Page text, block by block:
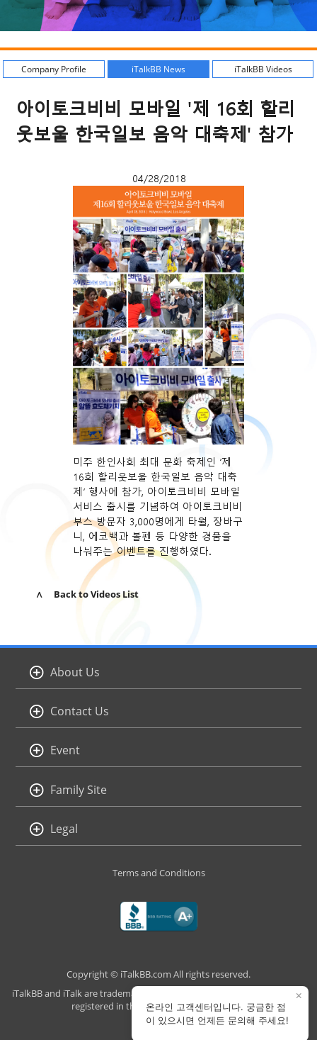
Company Profile iTalkBB News iTalkBB Videos
아이토크비비 모바일 '제 16회 할리
웃보울 한국일보 음악 대축제' 참가
04/28/2018
미주 한인사회 최대 문화 축제인 ‘제
16회 할리웃보울 한국일보 음악 대축
제’ 행사에 참가, 아이토크비비 모바일
서비스 출시를 기념하여 아이토크비비
부스 방문자 3,000명에게 타월, 장바구
니, 에코백과 볼펜 등 다양한 경품을
나눠주는 이벤트를 진행하였다.
∧ Back to Videos List
About Us
Contact Us
Event
Family Site
Legal
Terms and Conditions
Copyright © iTalkBB.com All rights reserved.
iTalkBB and iTalk are trademarks of iTalk Global Communications, Inc.,
registered in the U.S. and other countries.
온라인 고객센터입니다. 궁금한 점
이 있으시면 언제든 문의해 주세요!
×